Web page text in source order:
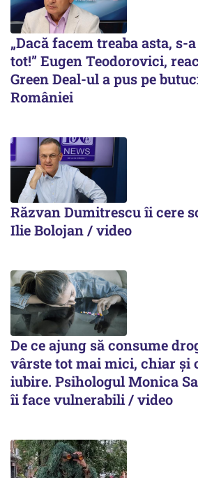
„Dacă facem treaba asta, s-
tot!” Eugen Teodorovici,
Green Deal-ul a pus pe
României
Răzvan Dumitrescu îi cere
Ilie Bolojan / video
De ce ajung să consume
vârste tot mai mici, chiar și
iubire. Psihologul Monica
îi face vulnerabili / video